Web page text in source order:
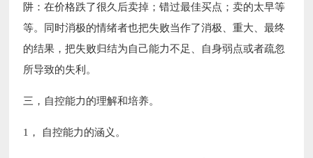
阱：在价格跌了很久后卖掉；错过最佳买点；卖的太早等
等。同时消极的情绪者也把失败当作了消极、重大、最终
的结果，把失败归结为自己能力不足、自身弱点或者疏忽
所导致的失利。
三，自控能力的理解和培养。
1， 自控能力的涵义。